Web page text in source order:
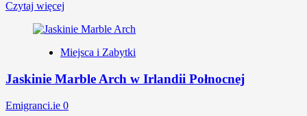
Czytaj więcej
Miejsca i Zabytki
Jaskinie Marble Arch w Irlandii Połnocnej
Emigranci.ie 0